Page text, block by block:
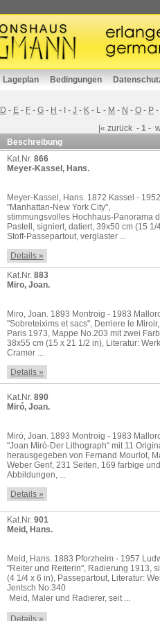
Lageplan Bedingungen
D - E - F - G - H - - J - K - L - M - N - O - P -
|« zurück - 1 -
Beschreibung
Kat.Nr. 866
Meyer-Kassel, Hans.
Meyer-Kassel, Hans. 1872 Kassel -
"Manhattan-New York City",
stimmungsvolles Hochhaus-Panorama
Pastell, signiert, datiert, 39x50 cm (15 1/
Stoff-Passepartout, verglaster ...
Details »
Kat.Nr. 883
Miro, Joan.
Miro, Joan. 1893 Montroig - 1983
"Sobreteixims et sacs", Derriere le
Paris 1973, Mappe No.203 mit zwei
38x55 cm (15 x 21 1/2 in), Literatur:
Cramer ...
Details »
Kat.Nr. 890
Miró, Joan.
Miró, Joan. 1893 Montroig - 1983
"Joan Miró-Der Lithograph" mit 11
herausgegeben von Fernand Mourlot,
Weber Genf, 231 Seiten, 169 farbige
Abbildungen, ...
Details »
Kat.Nr. 901
Meid, Hans.
Meid, Hans. 1883 Pforzheim - 1957
"Reiter und Reiterin", Radierung 1913,
(4 1/4 x 6 in), Passepartout, Literatur:
Jentsch No.340
Meid, Maler und Radierer, seit ...
Details »